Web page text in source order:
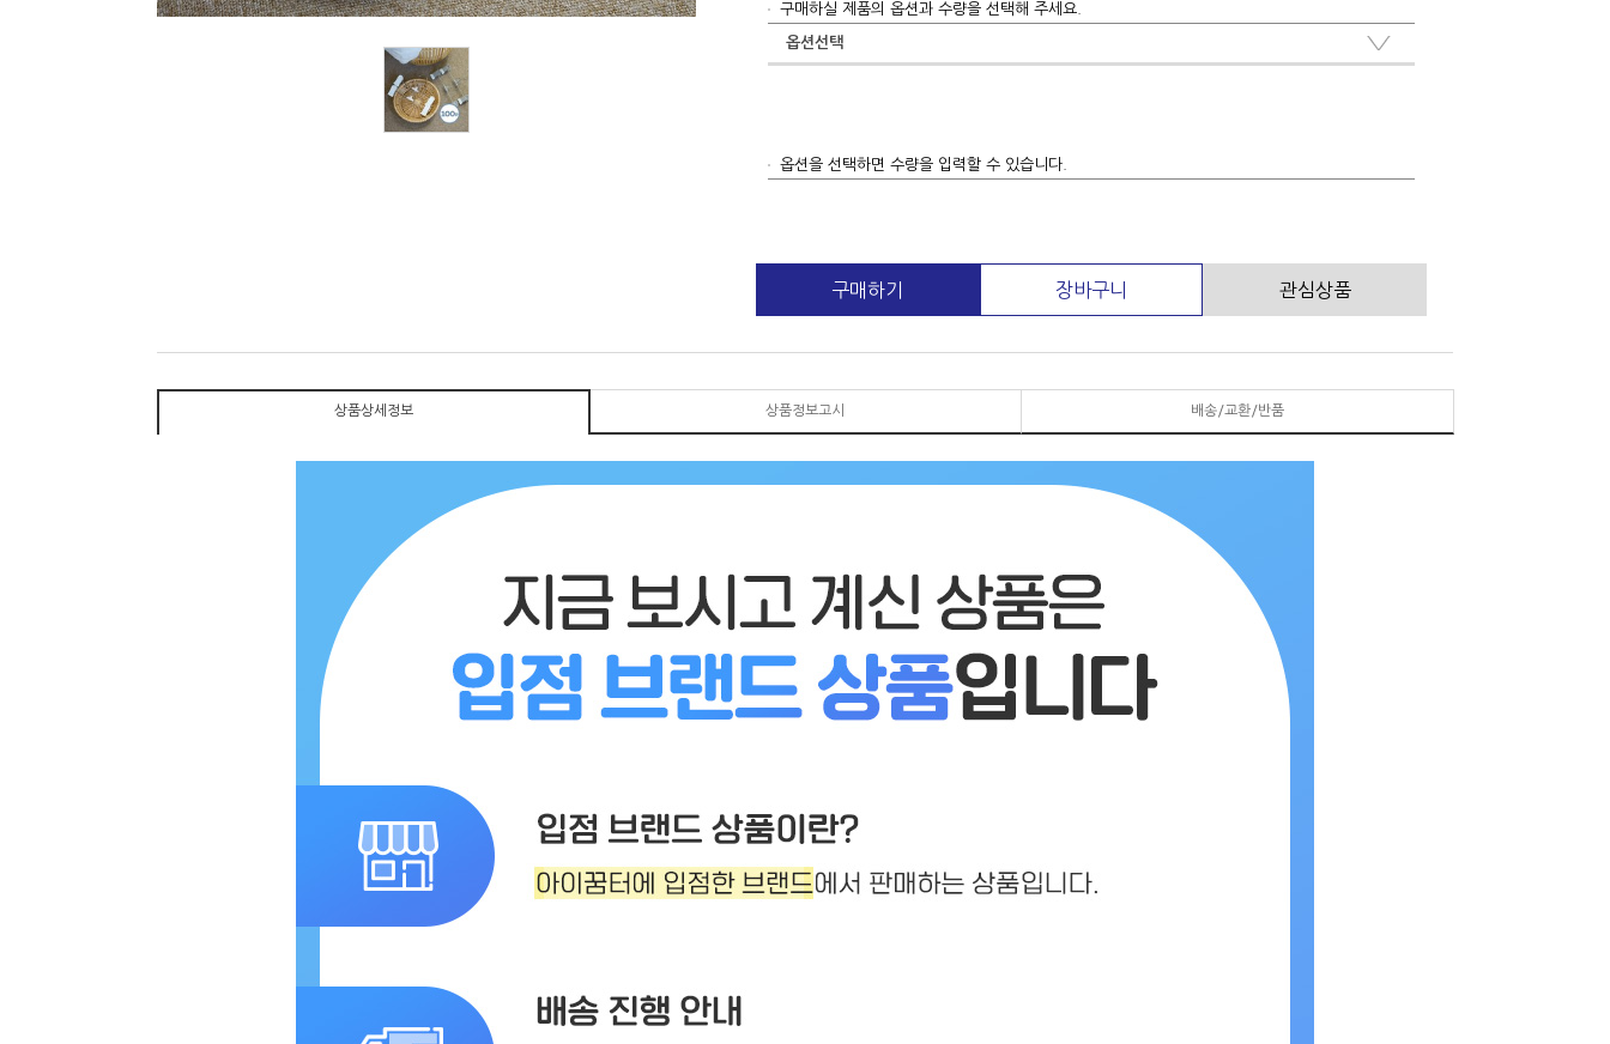
구매하실 제품의 옵션과 수량을 선택해 주세요.
옵션선택
옵션을 선택하면 수량을 입력할 수 있습니다.
구매하기 장바구니 관심상품
상품상세정보 상품정보고시 배송/교환/반품